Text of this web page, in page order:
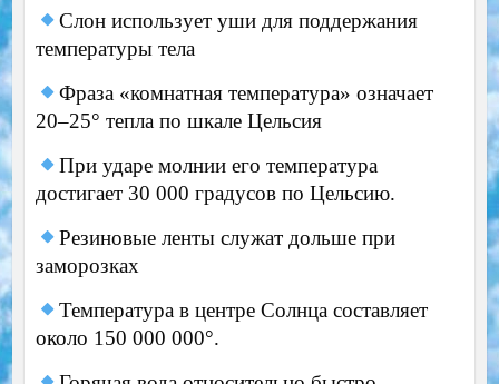
Слон использует уши для поддержания
температуры тела
Фраза «комнатная температура» означает
20–25° тепла по шкале Цельсия
При ударе молнии его температура
достигает 30 000 градусов по Цельсию.
Резиновые ленты служат дольше при
заморозках
Температура в центре Солнца составляет
около 150 000 000°.